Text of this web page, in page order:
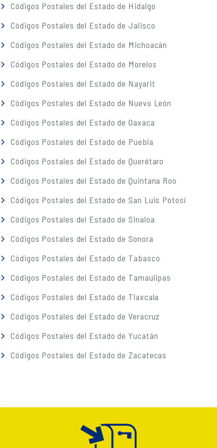
Códigos Postales del Estado de Hidalgo
Códigos Postales del Estado de Jalisco
Códigos Postales del Estado de Michoacán
Códigos Postales del Estado de Morelos
Códigos Postales del Estado de Nayarit
Códigos Postales del Estado de Nuevo León
Códigos Postales del Estado de Oaxaca
Códigos Postales del Estado de Puebla
Códigos Postales del Estado de Querétaro
Códigos Postales del Estado de Quintana Roo
Códigos Postales del Estado de San Luis Potosí
Códigos Postales del Estado de Sinaloa
Códigos Postales del Estado de Sonora
Códigos Postales del Estado de Tabasco
Códigos Postales del Estado de Tamaulipas
Códigos Postales del Estado de Tlaxcala
Códigos Postales del Estado de Veracruz
Códigos Postales del Estado de Yucatán
Códigos Postales del Estado de Zacatecas